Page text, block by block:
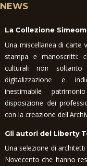
NEWS
La Collezione
Una miscellanea di carte
stampa e manoscritti:
culturali non
digitalizzazione e
inestimabile
disposizione dei
con la creazione
Gli autori del Liberty
Una selezione di
Novecento che hanno